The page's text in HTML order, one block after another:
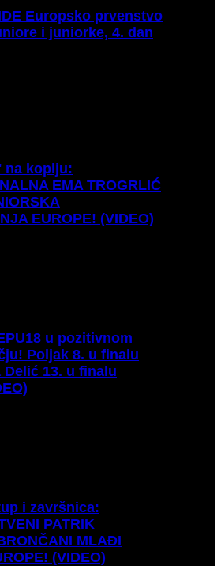
Europsko prvenstvo
i juniorke, 4. dan
na koplju:
EMA TROGRLIĆ
EUROPE! (VIDEO)
u pozitivnom
Poljak 8. u finalu
Delić 13. u finalu
i završnica:
PATRIK
MLAĐI
(VIDEO)